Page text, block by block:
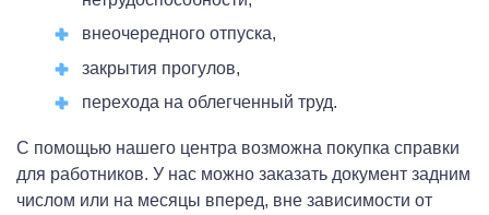
внеочередного отпуска,
закрытия прогулов,
перехода на облегченный труд.
С помощью нашего центра возможна покупка справки
для работников. У нас можно заказать документ задним
числом или на месяцы вперед, вне зависимости от